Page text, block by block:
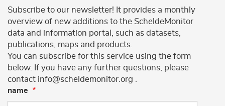
Subscribe to our newsletter! It provides a monthly
overview of new additions to the ScheldeMonitor
data and information portal, such as datasets,
publications, maps and products.
You can subscribe for this service using the form
below. If you have any further questions, please
contact info@scheldemonitor.org .
name